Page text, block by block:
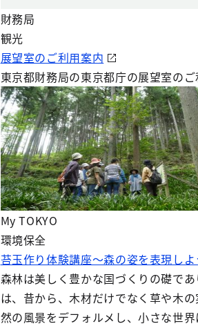
財務局
観光
展望室のご利用案内
東京都財務局の東京都庁の展望室のご
My TOKYO
環境保全
苔玉作り体験講座～森の姿を表現し
森林は美しく豊かな国づくりの礎で
は、昔から、木材だけでなく草や木
然の風景をデフォルメし、小さな世